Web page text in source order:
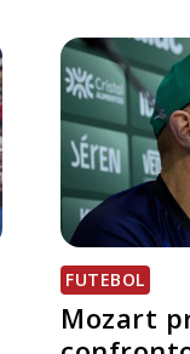
FUTEBOL
Mozart